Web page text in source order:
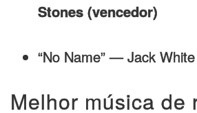
Stones (vencedor)
“No Name” — Jack White
Melhor música de